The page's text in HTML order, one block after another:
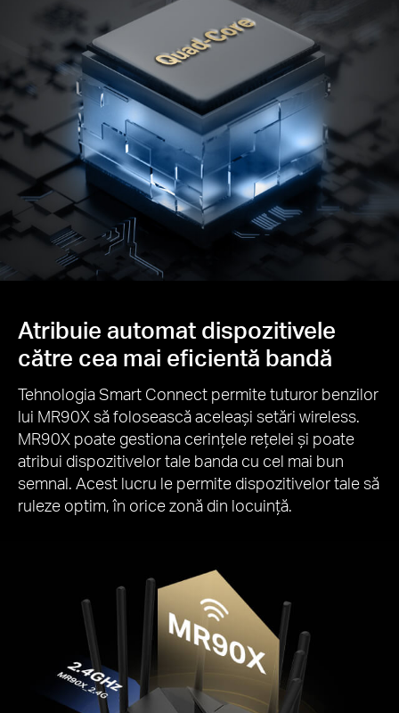
Atribuie automat dispozitivele
către cea mai eficientă bandă
Tehnologia Smart Connect permite tuturor benzilor
lui MR90X să folosească aceleași setări wireless.
MR90X poate gestiona cerințele rețelei și poate
atribui dispozitivelor tale banda cu cel mai bun
semnal. Acest lucru le permite dispozitivelor tale să
ruleze optim, în orice zonă din locuință.